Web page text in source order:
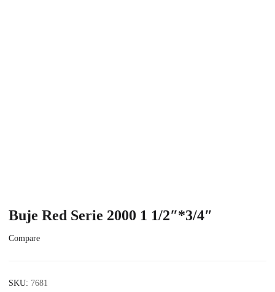
Buje Red Serie 2000 1 1/2″*3/4″
Compare
SKU: 7681